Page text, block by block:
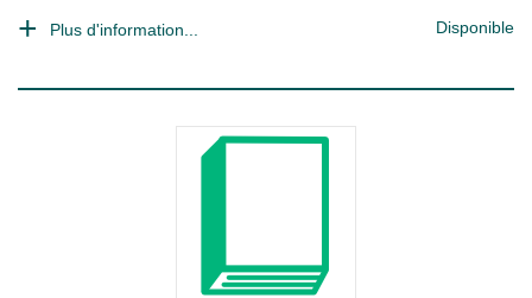
Plus d'information... Disponible